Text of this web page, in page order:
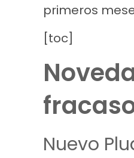
primeros
[toc]
Nuevo